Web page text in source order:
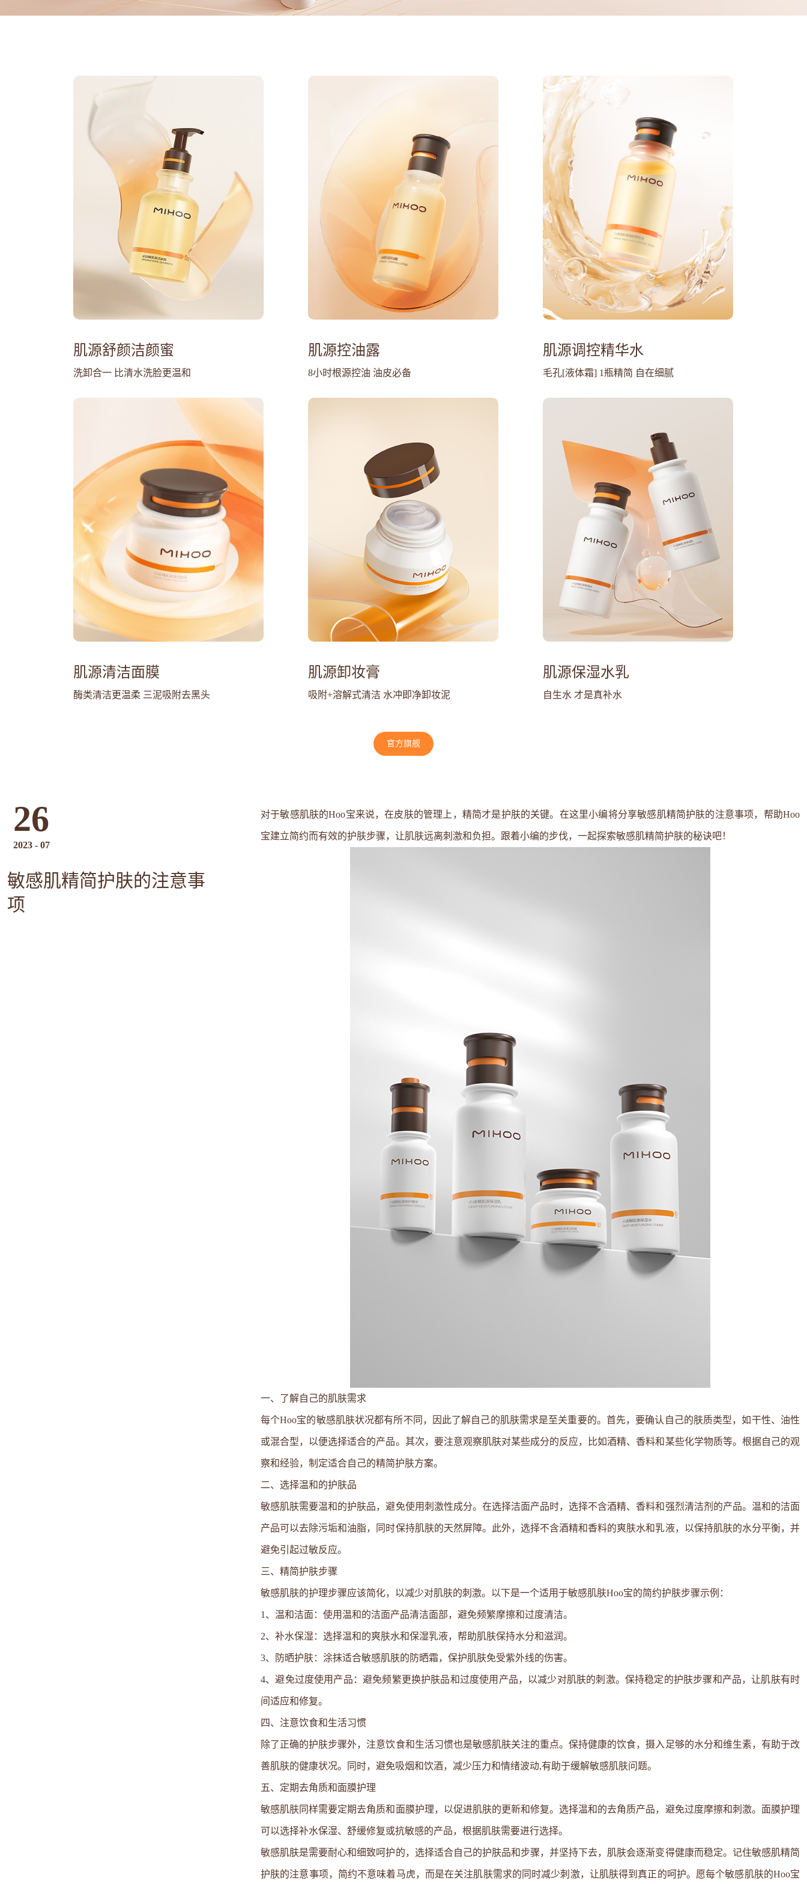
肌源舒颜洁颜蜜
洗卸合一 比清水洗脸更温和
肌源控油露
8小时根源控油 油皮必备
肌源调控精华水
毛孔[液体霜] 1瓶精简 自在细腻
肌源清洁面膜
酶类清洁更温柔 三泥吸附去黑头
肌源卸妆膏
吸附+溶解式清洁 水冲即净卸妆泥
肌源保湿水乳
自生水 才是真补水
官方旗舰
26
2023 - 07
敏感肌精简护肤的注意事
项
对于敏感肌肤的Hoo宝来说，在皮肤的管理上，精简才是护肤的关键。在这里小编将分享敏感肌精简护肤的注意事项，帮助Hoo
宝建立简约而有效的护肤步骤，让肌肤远离刺激和负担。跟着小编的步伐，一起探索敏感肌精简护肤的秘诀吧！
一、了解自己的肌肤需求
每个Hoo宝的敏感肌肤状况都有所不同，因此了解自己的肌肤需求是至关重要的。首先，要确认自己的肤质类型，如干性、油性
或混合型，以便选择适合的产品。其次，要注意观察肌肤对某些成分的反应，比如酒精、香料和某些化学物质等。根据自己的观
察和经验，制定适合自己的精简护肤方案。
二、选择温和的护肤品
敏感肌肤需要温和的护肤品，避免使用刺激性成分。在选择洁面产品时，选择不含酒精、香料和强烈清洁剂的产品。温和的洁面
产品可以去除污垢和油脂，同时保持肌肤的天然屏障。此外，选择不含酒精和香料的爽肤水和乳液，以保持肌肤的水分平衡，并
避免引起过敏反应。
三、精简护肤步骤
敏感肌肤的护理步骤应该简化，以减少对肌肤的刺激。以下是一个适用于敏感肌肤Hoo宝的简约护肤步骤示例：
1、温和洁面：使用温和的洁面产品清洁面部，避免频繁摩擦和过度清洁。
2、补水保湿：选择温和的爽肤水和保湿乳液，帮助肌肤保持水分和滋润。
3、防晒护肤：涂抹适合敏感肌肤的防晒霜，保护肌肤免受紫外线的伤害。
4、避免过度使用产品：避免频繁更换护肤品和过度使用产品，以减少对肌肤的刺激。保持稳定的护肤步骤和产品，让肌肤有时
间适应和修复。
四、注意饮食和生活习惯
除了正确的护肤步骤外，注意饮食和生活习惯也是敏感肌肤关注的重点。保持健康的饮食，摄入足够的水分和维生素，有助于改
善肌肤的健康状况。同时，避免吸烟和饮酒，减少压力和情绪波动,有助于缓解敏感肌肤问题。
五、定期去角质和面膜护理
敏感肌肤同样需要定期去角质和面膜护理，以促进肌肤的更新和修复。选择温和的去角质产品，避免过度摩擦和刺激。面膜护理
可以选择补水保湿、舒缓修复或抗敏感的产品，根据肌肤需要进行选择。
敏感肌肤是需要耐心和细致呵护的，选择适合自己的护肤品和步骤，并坚持下去，肌肤会逐渐变得健康而稳定。记住敏感肌精简
护肤的注意事项，简约不意味着马虎，而是在关注肌肤需求的同时减少刺激，让肌肤得到真正的呵护。愿每个敏感肌肤的Hoo宝